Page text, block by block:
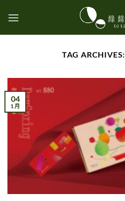
TAG ARCHIVES:
04
1 月